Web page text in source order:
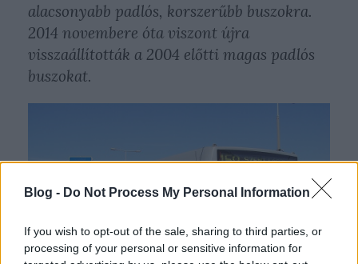
Blog - Do Not Process My Personal Information
If you wish to opt-out of the sale, sharing to third parties, or
processing of your personal or sensitive information for
alacsonyabb padlós, korszerűbb buszokra.
2014 novembere óta viszont újra
visszaállították a 2004 előtti magas padlós
buszokat.